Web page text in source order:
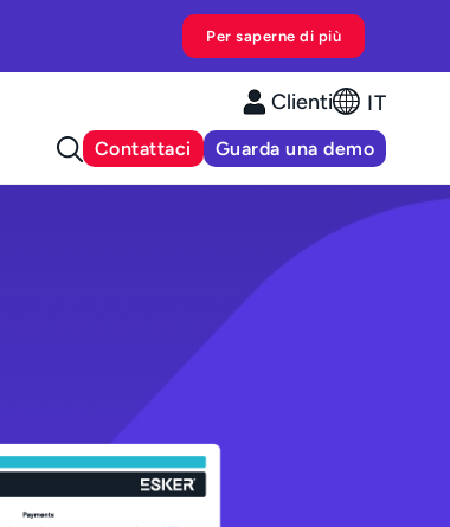
Per saperne di più
Clienti IT
Contattaci Guarda una demo